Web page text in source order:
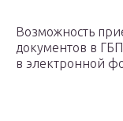
Возможность
документов в
в электронной